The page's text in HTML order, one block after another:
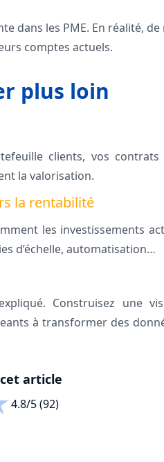
dans les PME. En réalité,
comptes actuels.
plus loin
clients, vos contrats
la valorisation.
la rentabilité
les investissements
d’échelle, automatisation…
Construisez une
à transformer des
article
4.8/5 (92)